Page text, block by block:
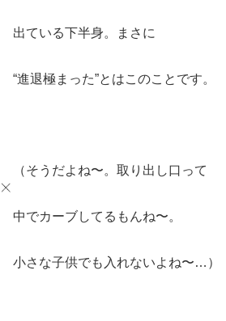
出ている下半身。まさに
“進退極まった”とはこのことです。
（そうだよね〜。取り出し口って
中でカーブしてるもんね〜。
小さな子供でも入れないよね〜…）